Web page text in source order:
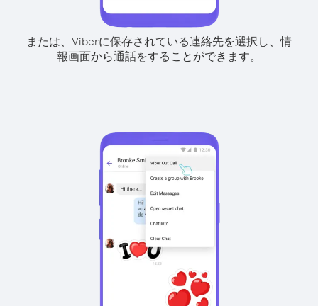
または、Viberに保存されている連絡先を選択し、情
報画面から通話をすることができます。